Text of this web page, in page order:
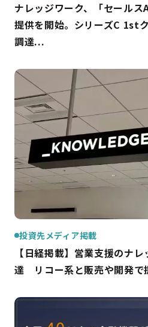
ナレッジワーク、「セール
提供を開始。シリーズC 1st
調達...
投資先メディア掲載
【日経掲載】営業支援のナ
達 リコー系と販売や開発で